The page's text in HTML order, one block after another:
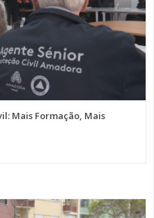
Mais Formação, Mais